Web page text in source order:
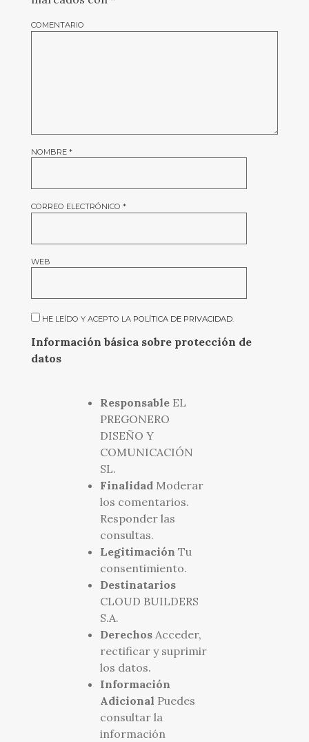
COMENTARIO
NOMBRE *
CORREO ELECTRÓNICO *
WEB
HE LEÍDO Y ACEPTO LA POLÍTICA DE PRIVACIDAD.
Información básica sobre protección de
datos
ResponsableEL
PREGONERO
DISEÑO Y
COMUNICACIÓN
SL.
FinalidadModerar
los comentarios.
Responder las
consultas.
Legitimación Tu
consentimiento.
Destinatarios
CLOUD BUILDERS
S.A.
DerechosAcceder,
rectificar y suprimir
los datos.
Información
Adicional Puedes
consultar la
información